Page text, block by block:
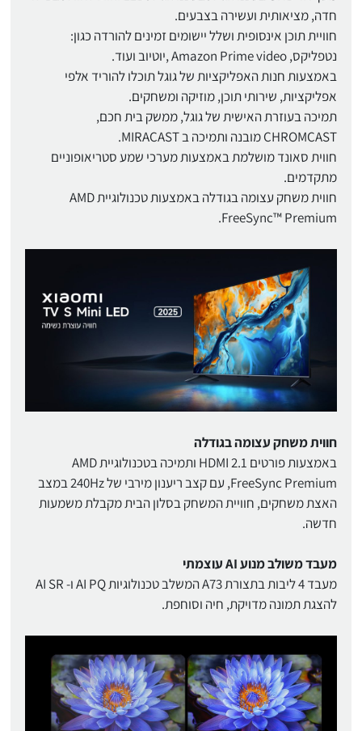
חדה, מציאותית ועשירה בצבעים.
חוויית תוכן אינסופית ושלל יישומים זמינים להורדה כגון:
נטפליקס, Amazon Prime video ,יוטיוב ועוד.
באמצעות חנות האפליקציות של גוגל תוכלו להוריד אלפי
אפליקציות, שירותי תוכן, מוזיקה ומשחקים.
תמיכה בעוזרת האישית של גוגל, ממשק בית חכם,
CHROMCAST מובנה ותמיכה ב MIRACAST.
חווית סאונד מושלמת באמצעות מערכי שמע סטריאופוניים
מתקדמים.
חווית משחק עצומה בגודלה באמצעות טכנולוגיית AMD
FreeSync™ Premium.
חווית משחק עצומה בגודלה
באמצעות פורטים HDMI 2.1 ותמיכה בטכנולוגיית AMD
FreeSync Premium, עם קצב ריענון מירבי של 240Hz במצב
האצת משחקים, חוויית המשחק בסלון הבית מקבלת משמעות
חדשה.
מעבד משולב מנוע AI עוצמתי
מעבד 4 ליבות בתצורת A73 המשלב טכנולוגיות AI PQ ו- AI SR
להצגת תמונה מדויקת, חיה וסוחפת.